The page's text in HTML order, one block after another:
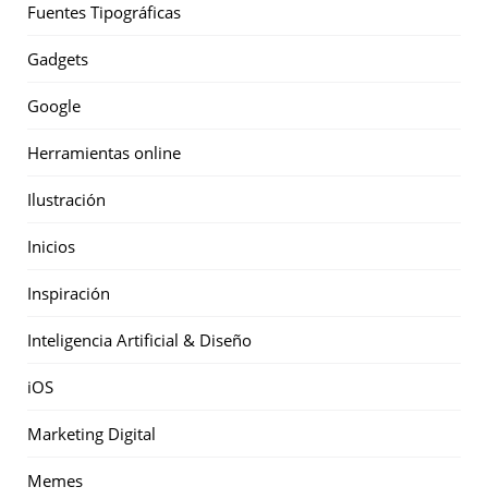
Fuentes Tipográficas
Gadgets
Google
Herramientas online
Ilustración
Inicios
Inspiración
Inteligencia Artificial & Diseño
iOS
Marketing Digital
Memes